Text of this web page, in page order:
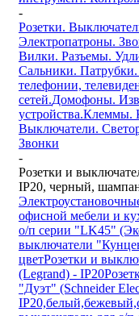
-
Розетки.
Электропатроны.
Вилки. Разъемы.
Сальники.
телефонии,
сетей.Домофоны.
устройства.Клеммы.
Выключатели.
Звонки
-
Розетки и
IP20, черный,
офисной мебели и
о/п серии "LK45"
выключатели
цветРозетки и
(Legrand) - IP20
"Дуэт" (Schneider